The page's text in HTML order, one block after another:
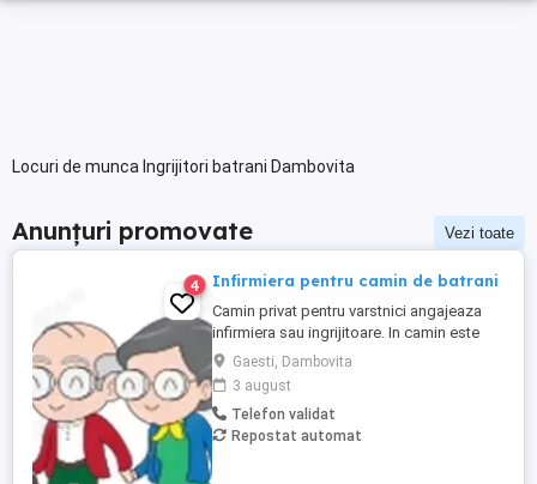
Locuri de munca Ingrijitori batrani Dambovita
Anunțuri promovate Vezi toate
4 Infirmiera pentru camin de batrani
Camin privat pentru varstnici angajeaza
infirmiera sau ingrijitoare. In camin este
personal medical 24 7. Asiguram mesele.
Mai multe detalii, la telefon.
Gaesti, Dambovita
3 august
Telefon validat
Repostat automat